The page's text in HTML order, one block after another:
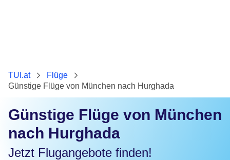
TUI.at
Flüge
Günstige Flüge von München nach Hurghada
Günstige Flüge von München
nach Hurghada
Jetzt Flugangebote finden!